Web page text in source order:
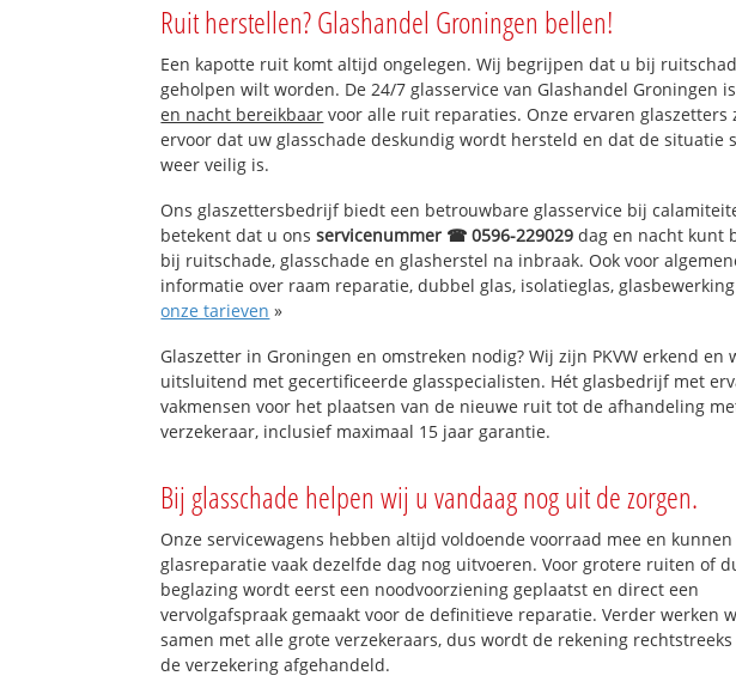
Ruit herstellen? Glashandel Groningen bellen!
Een kapotte ruit komt altijd ongelegen. Wij begrijpen dat u bij
geholpen wilt worden. De 24/7 glasservice van Glashandel Groningen
en nacht bereikbaar voor alle ruit reparaties. Onze ervaren glaszetters
ervoor dat uw glasschade deskundig wordt hersteld en dat de situatie
weer veilig is.
Ons glaszettersbedrijf biedt een betrouwbare glasservice bij
betekent dat u onsservicenummer ☎ 0596-229029 dag en nacht kunt
bij ruitschade, glasschade en glasherstel na inbraak. Ook voor
informatie over raam reparatie, dubbel glas, isolatieglas,
onze tarieven »
Glaszetter in Groningen en omstreken nodig? Wij zijn PKVW erkend en
uitsluitend met gecertificeerde glasspecialisten. Hét glasbedrijf met
vakmensen voor het plaatsen van de nieuwe ruit tot de afhandeling
verzekeraar, inclusief maximaal 15 jaar garantie.
Bij glasschade helpen wij u vandaag nog uit de zorgen.
Onze servicewagens hebben altijd voldoende voorraad mee en
glasreparatie vaak dezelfde dag nog uitvoeren. Voor grotere ruiten of
beglazing wordt eerst een noodvoorziening geplaatst en direct een
vervolgafspraak gemaakt voor de definitieve reparatie. Verder werken
samen met alle grote verzekeraars, dus wordt de rekening
de verzekering afgehandeld.